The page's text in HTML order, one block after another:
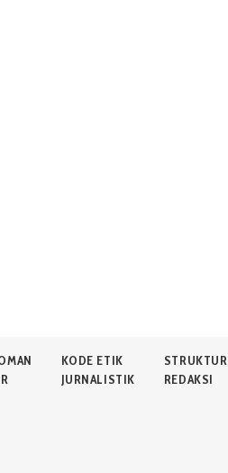
KODE ETIK
JURNALISTIK
STRUKTUR
REDAKSI